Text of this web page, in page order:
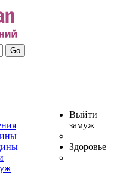
Go
Выйти
замуж
Здоровье